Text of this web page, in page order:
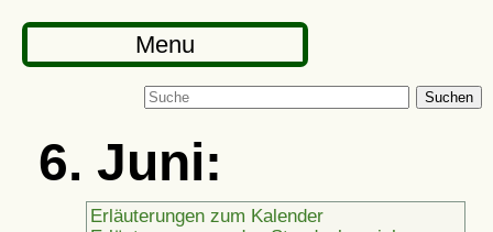
Menu
Suchen
6. Juni:
Erläuterungen zum Kalender